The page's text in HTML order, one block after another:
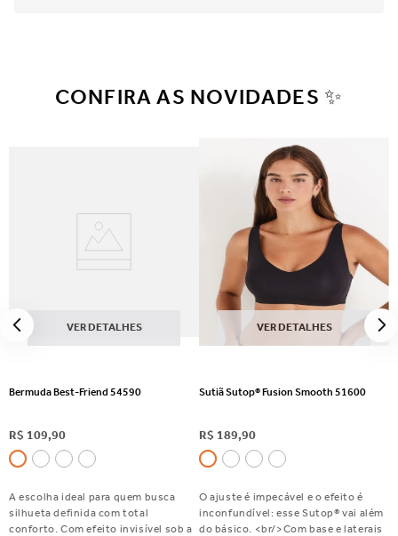
CONFIRA AS NOVIDADES ✨
VER DETALHES
Bermuda Best-Friend 54590
R$ 109,90
A escolha ideal para quem busca
silhueta definida com total
conforto. Com efeito invisível sob a
VER DETALHES
Sutiã Sutop® Fusion Smooth 51600
R$ 189,90
O ajuste é impecável e o efeito é
inconfundível: esse Sutop® vai além
do básico. <br/>Com base e laterais